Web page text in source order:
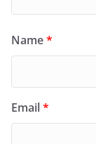
Name*
Email*